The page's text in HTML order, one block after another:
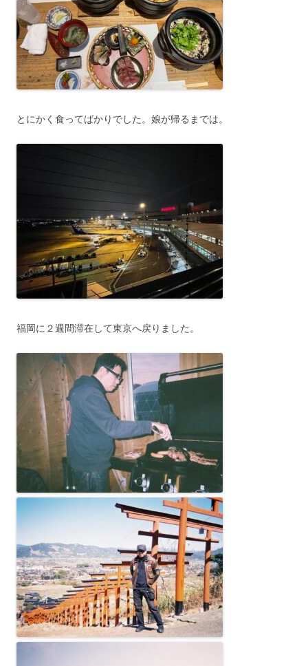
とにかく食ってばかりでした。娘が帰るまでは。
福岡に２週間滞在して東京へ戻りました。